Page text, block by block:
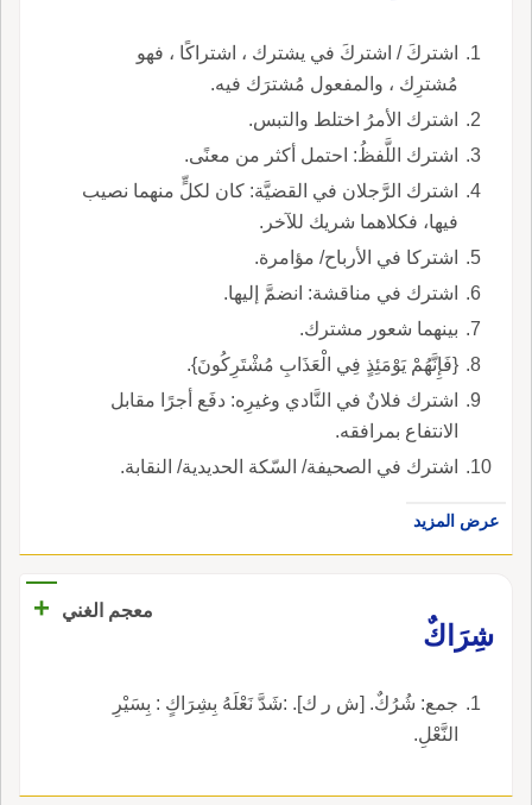
اشتركَ / اشتركَ في يشترك ، اشتراكًا ، فهو
مُشترِك ، والمفعول مُشترَك فيه.
اشترك الأمرُ اختلط والتبس.
اشترك اللَّفظُ: احتمل أكثر من معنًى.
اشترك الرَّجلان في القضيَّة: كان لكلٍّ منهما نصيب
فيها، فكلاهما شريك للآخر.
اشتركا في الأرباح/ مؤامرة.
اشترك في مناقشة: انضمَّ إليها.
بينهما شعور مشترك.
{فَإِنَّهُمْ يَوْمَئِذٍ فِي الْعَذَابِ مُشْتَرِكُونَ}.
اشترك فلانٌ في النَّادي وغيرِه: دفَع أجرًا مقابل
الانتفاع بمرافقه.
اشترك في الصحيفة/ السّكة الحديدية/ النقابة.
عرض المزيد
معجم الغني
+
شِرَاكٌ
جمع: شُرُكٌ. [ش ر ك]. :شَدَّ نَعْلَهُ بِشِرَاكٍ : بِسَيْرِ
النَّعْلِ.